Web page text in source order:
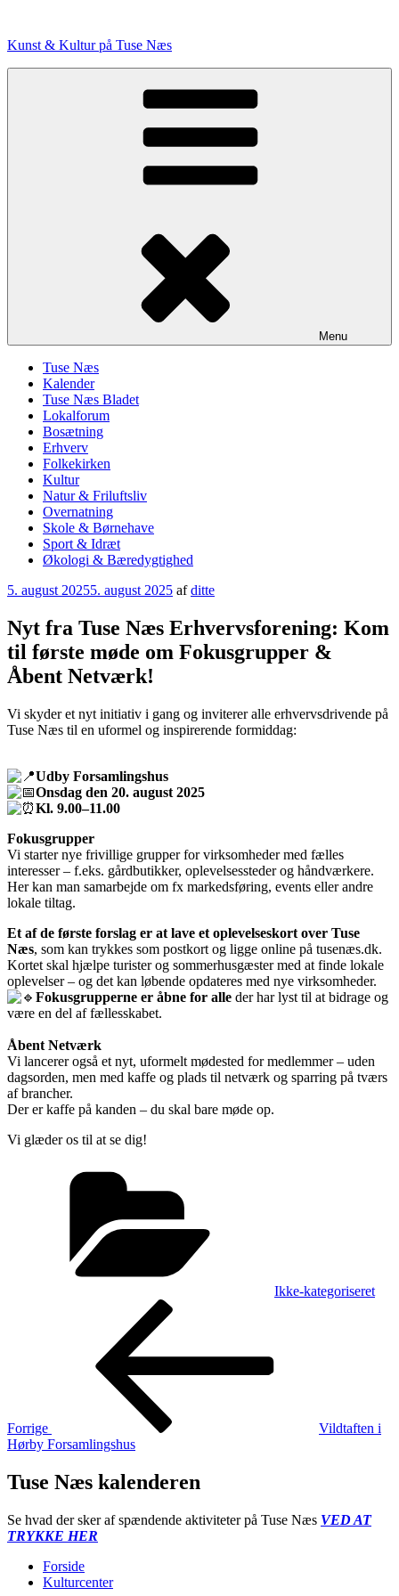
indhold
Kunst & Kultur på Tuse Næs
Menu
Tuse Næs
Kalender
Tuse Næs Bladet
Lokalforum
Bosætning
Erhverv
Folkekirken
Kultur
Natur & Friluftsliv
Overnatning
Skole & Børnehave
Sport & Idræt
Økologi & Bæredygtighed
Udgivet
5. august 20255. august 2025 afditte
Nyt fra Tuse Næs Erhvervsforening: Kom
til første møde om Fokusgrupper &
Åbent Netværk!
Vi skyder et nyt initiativ i gang og inviterer alle erhvervsdrivende på
Tuse Næs til en uformel og inspirerende formiddag:
Udby Forsamlingshus
Onsdag den 20. august 2025
Kl. 9.00–11.00
Fokusgrupper
Vi starter nye frivillige grupper for virksomheder med fælles
interesser – f.eks. gårdbutikker, oplevelsessteder og håndværkere.
Her kan man samarbejde om fx markedsføring, events eller andre
lokale tiltag.
Et af de første forslag er at lave et oplevelseskort over Tuse
Næs, som kan trykkes som postkort og ligge online på tusenæs.dk.
Kortet skal hjælpe turister og sommerhusgæster med at finde lokale
oplevelser – og det kan løbende opdateres med nye virksomheder.
Fokusgrupperne er åbne for alle der har lyst til at bidrage og
være en del af fællesskabet.
Åbent Netværk
Vi lancerer også et nyt, uformelt mødested for medlemmer – uden
dagsorden, men med kaffe og plads til netværk og sparring på tværs
af brancher.
Der er kaffe på kanden – du skal bare møde op.
Vi glæder os til at se dig!
Ikke-kategoriseret
Indlægsnavigation
Forrige
Vildtaften i
Hørby Forsamlingshus
Tuse Næs kalenderen
Se hvad der sker af spændende aktiviteter på Tuse Næs VED AT
TRYKKE HER
Forside
Kulturcenter